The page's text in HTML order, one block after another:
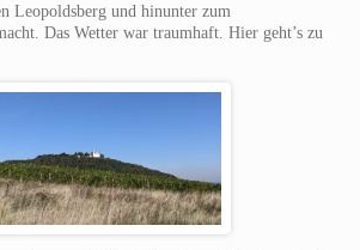
Leopoldsberg und hinunter zum
Das Wetter war traumhaft. Hier geht’s zu